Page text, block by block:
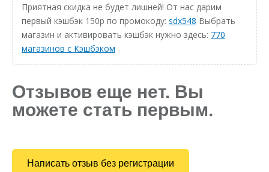
Приятная скидка не будет лишней! От нас дарим
первый кэшбэк 150р по промокоду: sdx548 Выбрать
магазин и активировать кэшбэк нужно здесь: 770
магазинов с Кэшбэком
Отзывов еще нет. Вы
можете стать первым.
Написать отзыв без регистрации